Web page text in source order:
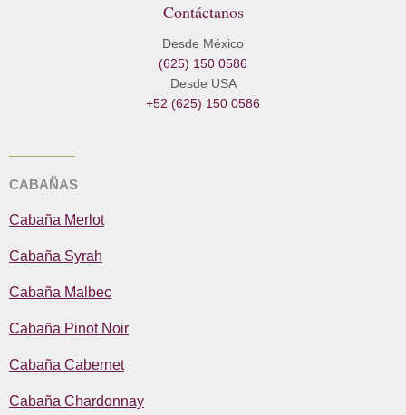
c
e
b
o
s
t
a
g
r
l
p
Contáctanos
Desde México
(625) 150 0586
Desde USA
+52 (625) 150 0586
CABAÑAS
Cabaña Merlot
Cabaña Syrah
Cabaña Malbec
Cabaña Pinot Noir
Cabaña Cabernet
Cabaña Chardonnay